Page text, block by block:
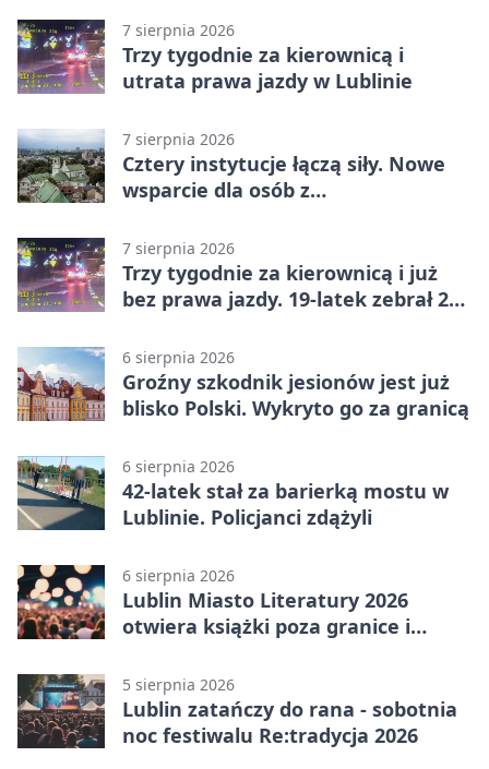
7 sierpnia 2026
Trzy tygodnie za kierownicą i
utrata prawa jazdy w Lublinie
7 sierpnia 2026
Cztery instytucje łączą siły. Nowe
wsparcie dla osób z
7 sierpnia 2026
Trzy tygodnie za kierownicą i już
bez prawa jazdy. 19-latek zebrał 23
6 sierpnia 2026
Groźny szkodnik jesionów jest już
blisko Polski. Wykryto go za granicą
6 sierpnia 2026
42-latek stał za barierką mostu w
Lublinie. Policjanci zdążyli
6 sierpnia 2026
Lublin Miasto Literatury 2026
otwiera książki poza granice i
5 sierpnia 2026
Lublin zatańczy do rana - sobotnia
noc festiwalu Re:tradycja 2026